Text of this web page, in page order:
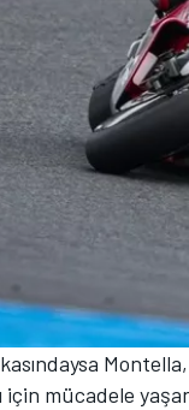
için mücadele